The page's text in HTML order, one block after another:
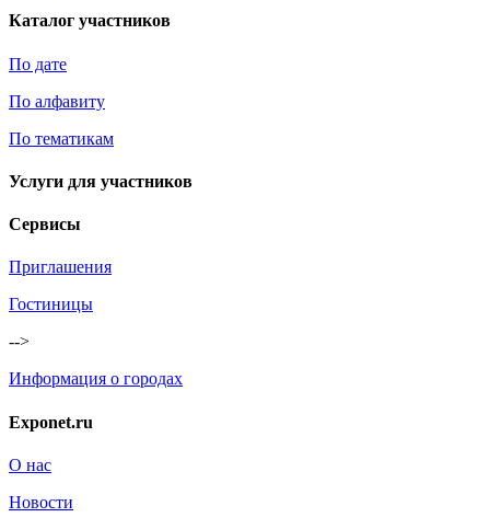
Каталог участников
По дате
По алфавиту
По тематикам
Услуги для участников
Сервисы
Приглашения
Гостиницы
-->
Информация о городах
Exponet.ru
О нас
Новости